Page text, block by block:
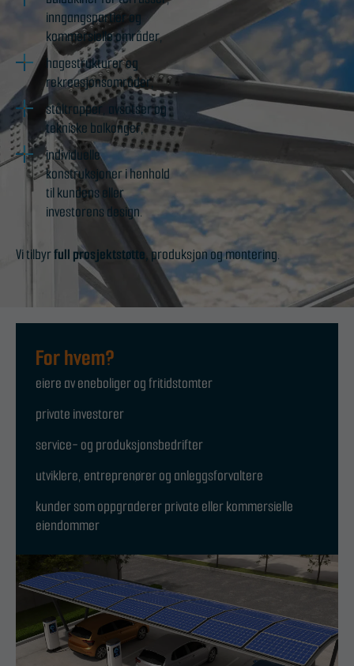
inngangspartier og
kommersielle områder,
hagestrukturer og
rekreasjonsområder,
ståltrapper, avsatser og
tekniske balkonger,
individuelle
konstruksjoner i henhold
til kundens eller
investorens design.
Vi tilbyrfull prosjektstøtte,produksjon og montering.
For hvem?
eiere av eneboliger og fritidstomter
private investorer
service- og produksjonsbedrifter
utviklere, entreprenører og anleggsforvaltere
kunder som oppgraderer private eller kommersielle
eiendommer